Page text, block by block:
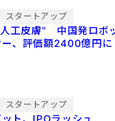
スタートアップ
工皮膚" 中国発ロボ
ー、評価額2400億円に
スタートアップ